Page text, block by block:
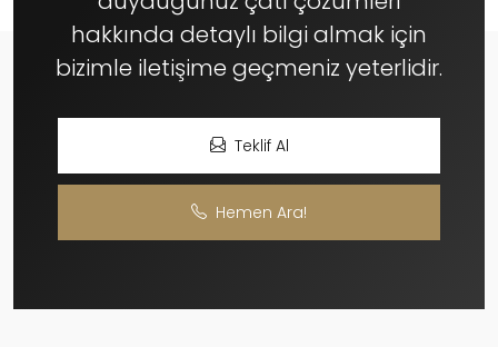
hakkında detaylı bilgi almak için
bizimle iletişime geçmeniz yeterlidir.
Teklif Al
Hemen Ara!